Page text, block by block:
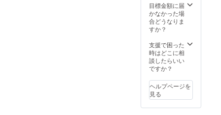
う。
目標金額に届
かなかった場
合どうなりま
すか？
支援で困った
時はどこに相
談したらいい
ですか？
ヘルプページを
見る